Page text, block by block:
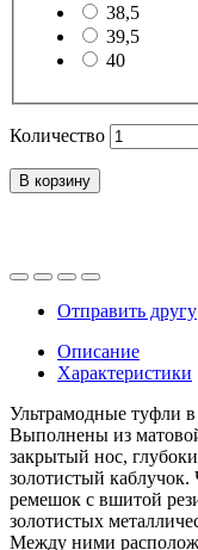
38,5
39,5
40
Количество
В корзину
Отправить другу
Описание
Характеристики
Ультрамодные туфли
Выполнены из
закрытый нос,
золотистый каблучок.
ремешок с вшитой
золотистых
Между ними